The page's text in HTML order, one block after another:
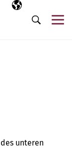
Ausgewählte
DE
Suche
unteren